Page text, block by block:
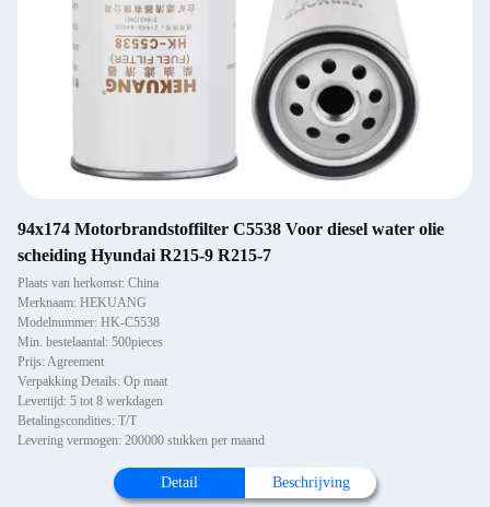
94x174 Motorbrandstoffilter C5538 Voor diesel water olie
scheiding Hyundai R215-9 R215-7
Plaats van herkomst: China
Merknaam: HEKUANG
Modelnummer: HK-C5538
Min. bestelaantal: 500pieces
Prijs: Agreement
Verpakking Details: Op maat
Levertijd: 5 tot 8 werkdagen
Betalingscondities: T/T
Levering vermogen: 200000 stukken per maand
Detail Beschrijving